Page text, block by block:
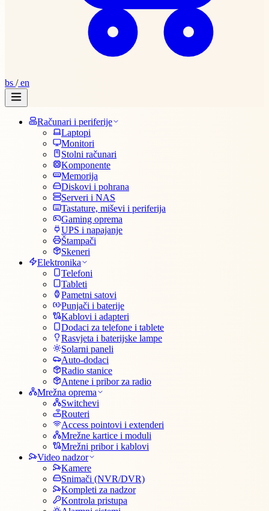
bs /en
Računari i periferije
Laptopi
Monitori
Stolni računari
Komponente
Memorija
Diskovi i pohrana
Serveri i NAS
Tastature, miševi i periferija
Gaming oprema
UPS i napajanje
Štampači
Skeneri
Elektronika
Telefoni
Tableti
Pametni satovi
Punjači i baterije
Kablovi i adapteri
Dodaci za telefone i tablete
Rasvjeta i baterijske lampe
Solarni paneli
Auto-dodaci
Radio stanice
Antene i pribor za radio
Mrežna oprema
Switchevi
Routeri
Access pointovi i extenderi
Mrežne kartice i moduli
Mrežni pribor i kablovi
Video nadzor
Kamere
Snimači (NVR/DVR)
Kompleti za nadzor
Kontrola pristupa